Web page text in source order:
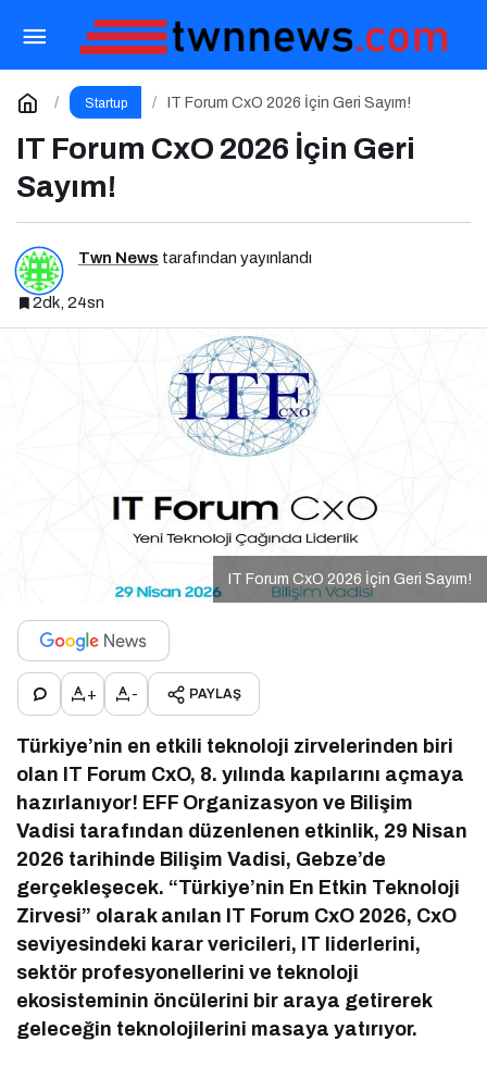
Startup IT Forum CxO 2026 İçin Geri Sayım!
IT Forum CxO 2026 İçin Geri
Sayım!
Twn News tarafından yayınlandı
2dk, 24sn
IT Forum CxO 2026 İçin Geri Sayım!
+ - PAYLAŞ
Türkiye’nin en etkili teknoloji zirvelerinden biri
olan IT Forum CxO, 8. yılında kapılarını açmaya
hazırlanıyor! EFF Organizasyon ve Bilişim
Vadisi tarafından düzenlenen etkinlik, 29 Nisan
2026 tarihinde Bilişim Vadisi, Gebze’de
gerçekleşecek. “Türkiye’nin En Etkin Teknoloji
Zirvesi” olarak anılan IT Forum CxO 2026, CxO
seviyesindeki karar vericileri, IT liderlerini,
sektör profesyonellerini ve teknoloji
ekosisteminin öncülerini bir araya getirerek
geleceğin teknolojilerini masaya yatırıyor.
2026’da İş Dünyasını Şekillendiren Trendler
Talk N Training “İlham Veren Buluşmalar” Serisinde!
Yorum Yap